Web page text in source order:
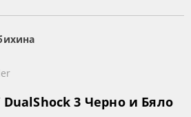
DualShock 3 Черно и Бяло